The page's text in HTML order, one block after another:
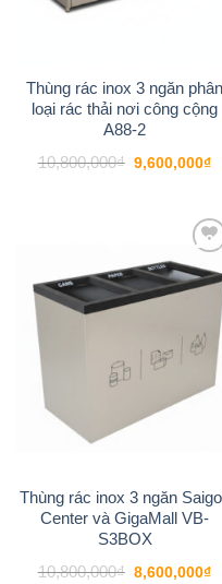
Thùng rác inox 3 ngăn phân
loại rác thải nơi công cộng
A88-2
10,800,000₫ Giá
gốc
9,600,000₫
-
Add to
wishlist
Thùng rác inox 3 ngăn
Center và GigaMall VB-
S3BOX
10,800,000₫ Giá
8,600,000₫